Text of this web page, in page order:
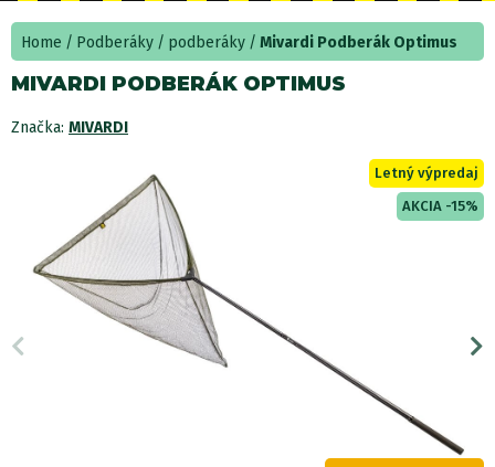
Home Podberáky podberáky Mivardi Podberák Optimus
MIVARDI PODBERÁK OPTIMUS
Značka: MIVARDI
Letný výpredaj
AKCIA -15%